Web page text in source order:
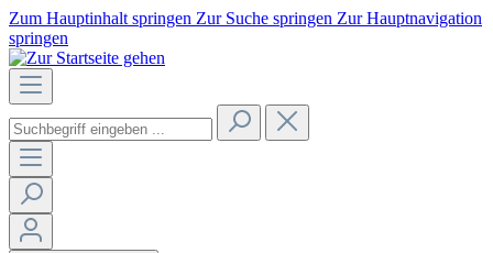
Zum Hauptinhalt springen Zur Suche springen Zur Hauptnavigation
springen